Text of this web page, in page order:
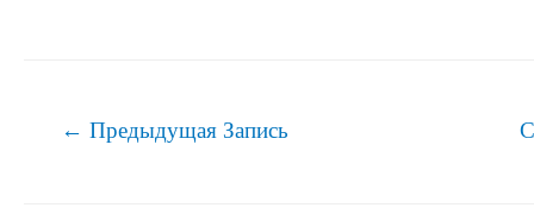
Навигация
← Предыдущая Запись